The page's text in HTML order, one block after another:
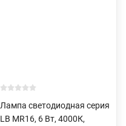
Лампа светодиодная серия
LB MR16, 6 Вт, 4000К,